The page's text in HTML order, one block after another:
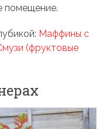
помещение.
Маффины с
(фруктовые